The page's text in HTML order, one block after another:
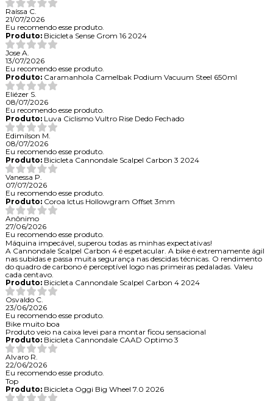
Raíssa C.
21/07/2026
Eu recomendo esse produto.
Produto:Bicicleta Sense Grom 16 2024
Jose A.
13/07/2026
Eu recomendo esse produto.
Produto:Caramanhola Camelbak Podium Vacuum Steel 650ml
Eliézer S.
08/07/2026
Eu recomendo esse produto.
Produto:Luva Ciclismo Vultro Rise Dedo Fechado
Edimilson M.
08/07/2026
Eu recomendo esse produto.
Produto:Bicicleta Cannondale Scalpel Carbon 3 2024
Vanessa P.
07/07/2026
Eu recomendo esse produto.
Produto:Coroa Ictus Hollowgram Offset 3mm
Anônimo
27/06/2026
Eu recomendo esse produto.
Máquina impecável, superou todas as minhas expectativas!
A Cannondale Scalpel Carbon 4 é espetacular. A bike é extremamente ágil
nas subidas e passa muita segurança nas descidas técnicas. O rendimento
do quadro de carbono é perceptível logo nas primeiras pedaladas. Valeu
cada centavo.
Produto:Bicicleta Cannondale Scalpel Carbon 4 2024
Osvaldo C.
23/06/2026
Eu recomendo esse produto.
Bike muito boa
Produto veio na caixa levei para montar ficou sensacional
Produto:Bicicleta Cannondale CAAD Optimo 3
Alvaro R.
22/06/2026
Eu recomendo esse produto.
Top
Produto:Bicicleta Oggi Big Wheel 7.0 2026